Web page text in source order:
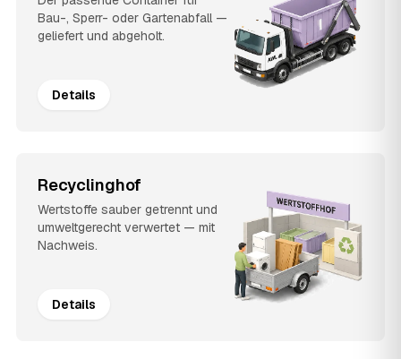
Bau-, Sperr- oder Gartenabfall —
geliefert und abgeholt.
Details
Recyclinghof
Wertstoffe sauber getrennt und
umweltgerecht verwertet — mit
Nachweis.
Details